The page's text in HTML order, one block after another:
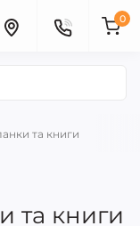
0
та книги
та книги